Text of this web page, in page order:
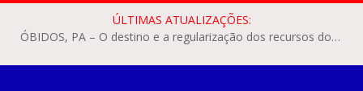
ÚLTIMAS ATUALIZAÇÕES:
ÓBIDOS, PA – O destino e a regularização dos recursos dos Precatórios do FUNDEF (Fundo de Manutenção e Desenvolvimento do Ensino Fundamental e de Valorização do Magistério) voltaram a pautar as discussões na Câmara Municipal de Óbidos.